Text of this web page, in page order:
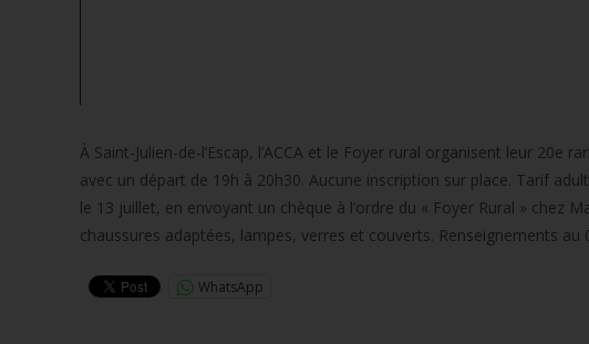
À Saint-Julien-de-l’Escap, l’ACCA et le Foyer rural organisent leur
avec un départ de 19h à 20h30. Aucune inscription sur place. Tarif
le 13 juillet, en envoyant un chèque à l’ordre du « Foyer Rural » chez
chaussures adaptées, lampes, verres et couverts. Renseignements au
WhatsApp